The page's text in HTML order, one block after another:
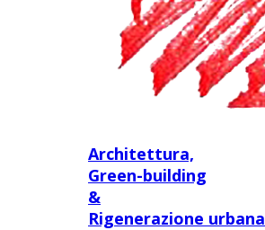
Architettura,
Green-building
&
Rigenerazione urbana